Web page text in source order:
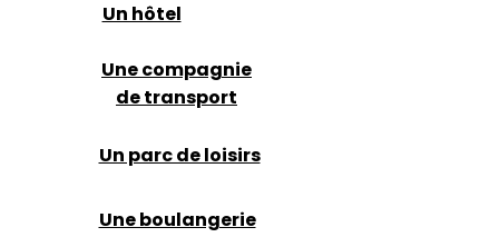
Un hôtel
Une compagnie
de transport
Un parc de loisirs
Une boulangerie